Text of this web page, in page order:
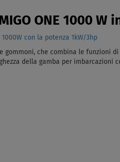
ONE 1000 W
1000W con la potenza 1kW/3hp
che combina le funzioni
della gamba per imbarcazioni